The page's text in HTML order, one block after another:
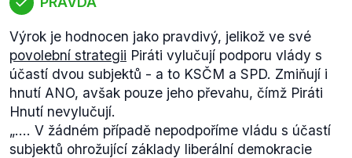
Výrok je hodnocen jako pravdivý, jelikož ve své
povolební strategii Piráti vylučují podporu vlády s
účastí dvou subjektů - a to KSČM a SPD. Zmiňují i
hnutí ANO, avšak pouze jeho převahu, čímž Piráti
Hnutí nevylučují.
„…. V žádném případě nepodpoříme vládu s účastí
subjektů ohrožující základy liberální demokracie